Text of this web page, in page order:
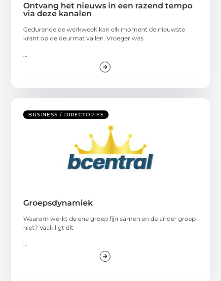
Ontvang het nieuws in een razend tempo
via deze kanalen
Gedurende de werkweek kan elk moment de nieuwste
krant op de deurmat vallen. Vroeger was
BUSINESS / DIRECTORIES
Groepsdynamiek
Waarom werkt de ene groep fijn samen en de ander groep
niet? Vaak ligt dit